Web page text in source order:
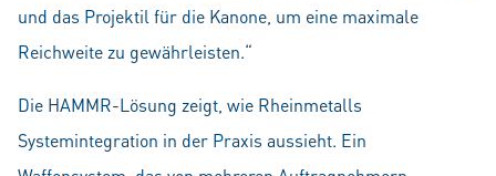
und das Projektil für die Kanone, um eine maximale
Reichweite zu gewährleisten.“
Die HAMMR-Lösung zeigt, wie Rheinmetalls
Systemintegration in der Praxis aussieht. Ein